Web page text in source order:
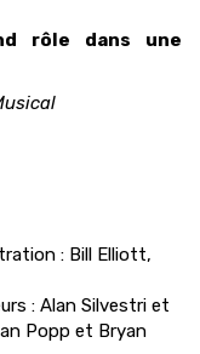
rôle dans une
: Bill Elliott,
: Alan Silvestri et
Popp et Bryan